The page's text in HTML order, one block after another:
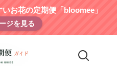
お花の定期便「bloomee」
ジを見る